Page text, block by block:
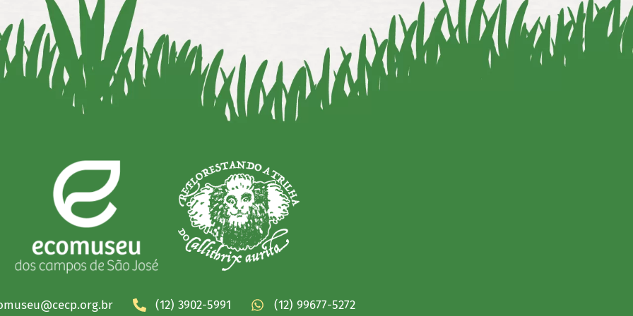
(12) 3902-5991 (12) 99677-5272